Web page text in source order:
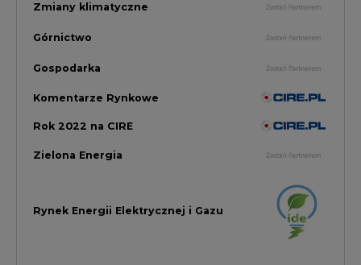
PGE Dystrybucja
Inwestycje i Innowacje w Eneregtyce
Energetyka